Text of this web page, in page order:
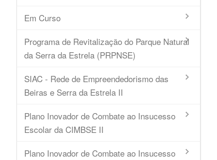
Em Curso
Programa de Revitalização do Parque Natural
da Serra da Estrela (PRPNSE)
SIAC - Rede de Empreendedorismo das
Beiras e Serra da Estrela II
Plano Inovador de Combate ao Insucesso
Escolar da CIMBSE II
Plano Inovador de Combate ao Insucesso